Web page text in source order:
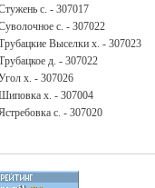
с. - 307017
с. - 307022
Выселки х. - 307023
д. - 307022
х. - 307026
х. - 307004
с. - 307020